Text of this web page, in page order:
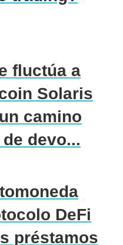
fluctúa a
Solaris
camino
devo...
DeFi
préstamos